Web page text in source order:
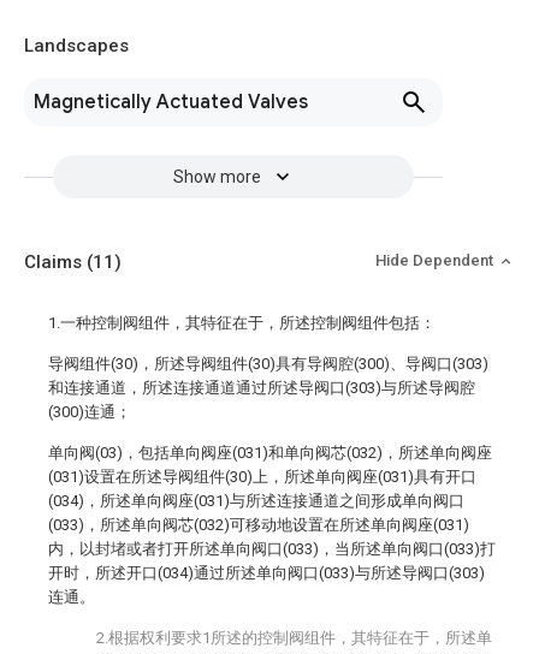
Landscapes
Magnetically Actuated Valves
Show more
Claims (11) Hide Dependent
1.一种控制阀组件，其特征在于，所述控制阀组件包括：
导阀组件(30)，所述导阀组件(30)具有导阀腔(300)、导阀口(303)
和连接通道，所述连接通道通过所述导阀口(303)与所述导阀腔
(300)连通；
单向阀(03)，包括单向阀座(031)和单向阀芯(032)，所述单向阀座
(031)设置在所述导阀组件(30)上，所述单向阀座(031)具有开口
(034)，所述单向阀座(031)与所述连接通道之间形成单向阀口
(033)，所述单向阀芯(032)可移动地设置在所述单向阀座(031)
内，以封堵或者打开所述单向阀口(033)，当所述单向阀口(033)打
开时，所述开口(034)通过所述单向阀口(033)与所述导阀口(303)
连通。
2.根据权利要求1所述的控制阀组件，其特征在于，所述单